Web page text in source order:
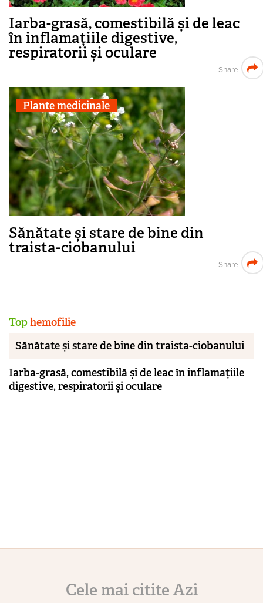
Iarba-grasă, comestibilă și de leac
în inflamațiile digestive,
respiratorii și oculare
Share
Plante medicinale
Sănătate și stare de bine din
traista-ciobanului
Share
Tophemofilie
Sănătate și stare de bine din traista-ciobanului
Iarba-grasă, comestibilă și de leac în inflamațiile
digestive, respiratorii și oculare
Cele mai citite Azi